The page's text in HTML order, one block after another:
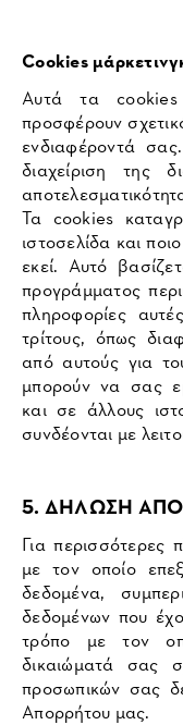
Cookies
Αυτά τα cookies
προσφέρουν
ενδιαφέροντά
διαχείριση της
Τα cookies
ιστοσελίδα και
εκεί. Αυτό
προγράμματος
πληροφορίες
τρίτους, όπως
από αυτούς για
μπορούν να σας
και σε άλλους
συνδέονται με
5. ΔΗΛΩΣΗ
Για περισσότερες
με τον οποίο
δεδομένα,
δεδομένων που
τρόπο με τον
δικαιώματά σας
προσωπικών σας
Απορρήτου μας.